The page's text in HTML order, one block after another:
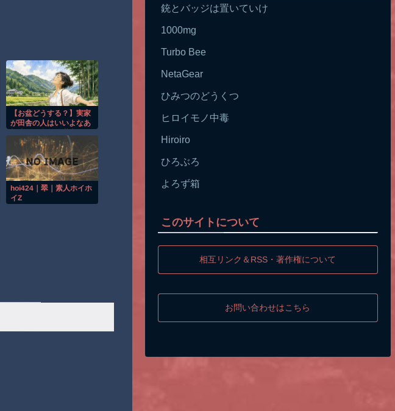
【お盆どうする？】実家
が田舎の人はいいよなあ
て羨ましい
hoi424｜翠｜素人ホイホ
イZ
銃とバッジは置いていけ
1000mg
Turbo Bee
NetaGear
ひみつのどうくつ
ヒロイモノ中毒
Hiroiro
ひろぶろ
よろず箱
このサイトについて
相互リンク＆RSS・著作権について
お問い合わせはこちら